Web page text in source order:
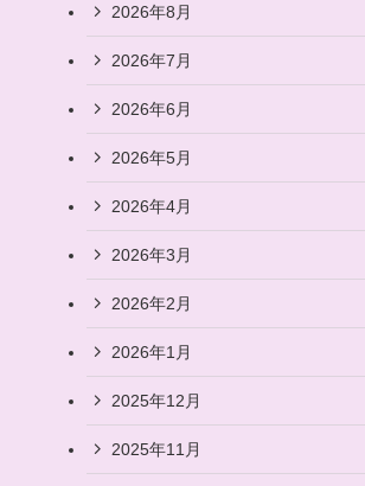
2026年8月
2026年7月
2026年6月
2026年5月
2026年4月
2026年3月
2026年2月
2026年1月
2025年12月
2025年11月